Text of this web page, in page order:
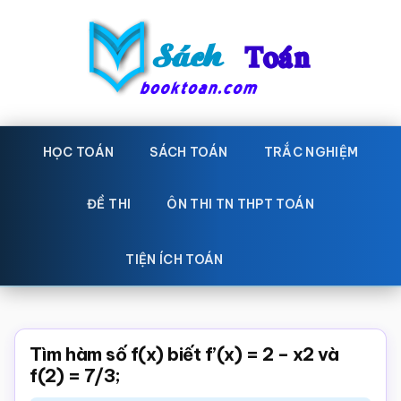
Sách
Toán
toán
Học
toán,
giáo
Toán,
trắc
HỌC TOÁN SÁCH TOÁN TRẮC NGHIỆM
ĐỀ THI ÔN THI TN THPT TOÁN
TIỆN ÍCH TOÁN
Tìm hàm số f(x) biết f’(x) = 2 – x2 và
f(2) = 7/3;